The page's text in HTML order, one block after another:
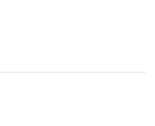
The outdoor needs
pool, but nothing has
and tennis area.
cleaning it. Could